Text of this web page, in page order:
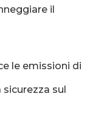
il
le emissioni di
sul